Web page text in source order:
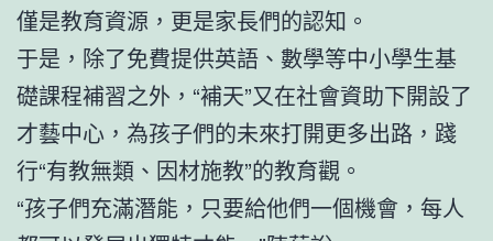
僅是教育資源，更是家長們的認知。
于是，除了免費提供英語、數學等中小學生基
礎課程補習之外，“補天”又在社會資助下開設了
才藝中心，為孩子們的未來打開更多出路，踐
行“有教無類、因材施教”的教育觀。
“孩子們充滿潛能，只要給他們一個機會，每人